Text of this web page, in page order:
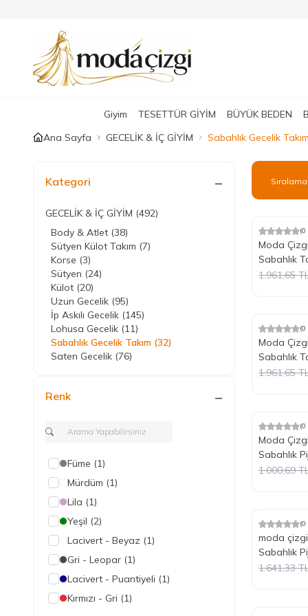
Giyim TESETTÜR GİYİM BÜYÜK BEDEN
Ana Sayfa
GECELİK & İÇ GİYİM Sabahlık Gecelik Takım
Kategori
GECELİK & İÇ GİYİM (492)
Body & Atlet (38)
Sütyen Külot Takım (7)
Korse (3)
Sütyen (24)
Külot (20)
Uzun Gecelik (95)
İp Askılı Gecelik (145)
Lohusa Gecelik (11)
Sabahlık Gecelik Takım (32)
Saten Gecelik (76)
Renk
Füme (1)
Mürdüm (1)
Lila (1)
Yeşil (2)
Lacivert - Beyaz (1)
Gri - Leopar (1)
Lacivert - Puantiyeli (1)
Kırmızı - Gri (1)
%10
Yeni (0
Moda
Sabahlık
1.961,65
%10
Yeni (0
Moda
Sabahlık
1.961,65
%10
Yeni (0
Moda
Sabahlık
1.000,69
%10
Yeni (0
moda çizgi
Sabahlık
1.641,33